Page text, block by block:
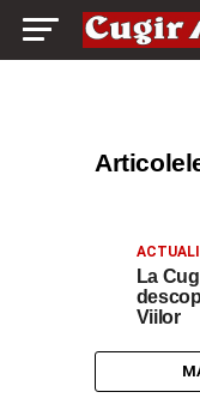
La
Viilor